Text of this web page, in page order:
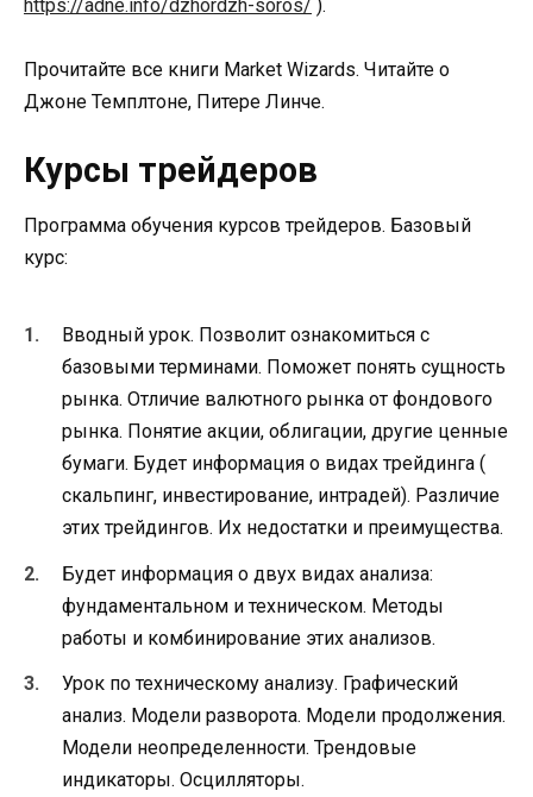
https://adne.info/dzhordzh-soros/ ).
Прочитайте все книги Market Wizards. Читайте о
Джоне Темплтоне, Питере Линче.
Курсы трейдеров
Программа обучения курсов трейдеров. Базовый
курс:
Вводный урок. Позволит ознакомиться с
базовыми терминами. Поможет понять сущность
рынка. Отличие валютного рынка от фондового
рынка. Понятие акции, облигации, другие ценные
бумаги. Будет информация о видах трейдинга (
скальпинг, инвестирование, интрадей). Различие
этих трейдингов. Их недостатки и преимущества.
Будет информация о двух видах анализа:
фундаментальном и техническом. Методы
работы и комбинирование этих анализов.
Урок по техническому анализу. Графический
анализ. Модели разворота. Модели продолжения.
Модели неопределенности. Трендовые
индикаторы. Осцилляторы.